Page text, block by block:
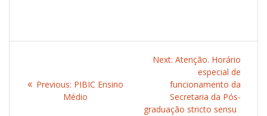
navigation
Previous: Previous
post:
PIBIC Ensino
Médio
Next: Next
Atenção. Horário
especial de
funcionamento da
Secretaria da Pós-
graduação stricto sensu